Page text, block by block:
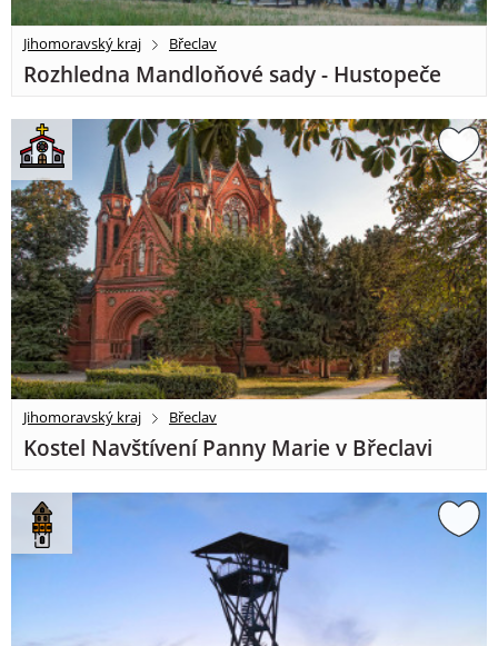
Jihomoravský kraj Břeclav
Rozhledna Mandloňové sady - Hustopeče
Jihomoravský kraj Břeclav
Kostel Navštívení Panny Marie v Břeclavi